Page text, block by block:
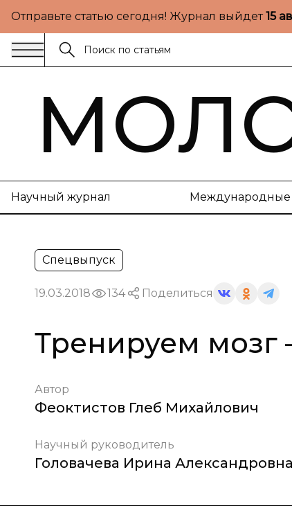
Отправьте статью сегодня! Журнал выйдет15
Научный журнал
Спецвыпуск
19.03.2018 134 Поделиться
Тренируем мозг
Автор
Феоктистов Глеб Михайлович
Научный руководитель
Головачева Ирина Александровна